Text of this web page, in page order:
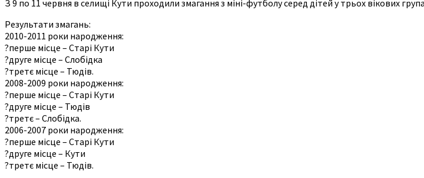
З 9 по 11 червня в селищі Кути проходили змагання з міні-футболу серед дітей у трьох вікових
Результати змагань:
2010-2011 роки народження:
?перше місце – Старі Кути
?друге місце – Слобідка
?третє місце – Тюдів.
2008-2009 роки народження:
?перше місце – Старі Кути
?друге місце – Тюдів
?третє – Слобідка.
2006-2007 роки народження:
?перше місце – Старі Кути
?друге місце – Кути
?третє місце – Тюдів.